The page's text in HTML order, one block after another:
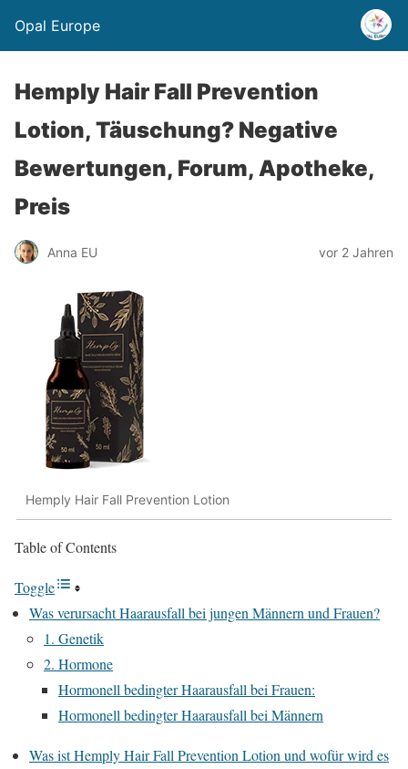
Opal Europe
Hemply Hair Fall Prevention
Lotion, Täuschung? Negative
Bewertungen, Forum, Apotheke,
Preis
Anna EU vor 2 Jahren
Hemply Hair Fall Prevention Lotion
Table of Contents
Toggle
Was verursacht Haarausfall bei jungen Männern und Frauen?
1. Genetik
2. Hormone
Hormonell bedingter Haarausfall bei Frauen:
Hormonell bedingter Haarausfall bei Männern
Was ist Hemply Hair Fall Prevention Lotion und wofür wird es